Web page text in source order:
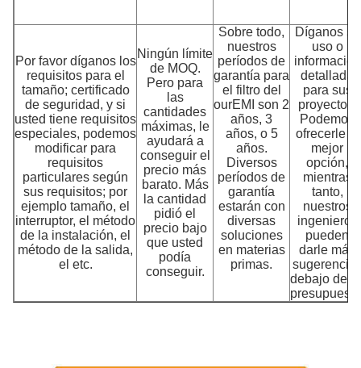
Por favor díganos los
requisitos para el
tamaño; certificado
de seguridad, y si
usted tiene requisitos
especiales, podemos
modificar para
requisitos
particulares según
sus requisitos; por
ejemplo tamaño, el
interruptor, el método
de la instalación, el
método de la salida,
el etc.
Ningún límite
de MOQ.
Pero para
las
cantidades
máximas, le
ayudará a
conseguir el
precio más
barato. Más
la cantidad
pidió el
precio bajo
que usted
podía
conseguir.
Sobre todo,
nuestros
períodos de
garantía para
el filtro del
ourEMI son 2
años, 3
años, o 5
años.
Diversos
períodos de
garantía
estarán con
diversas
soluciones
en materias
primas.
Díganos su
uso o
información
detallada
para sus
proyectos.
Podemos
ofrecerle la
mejor
opción,
mientras
tanto,
nuestros
ingenieros
pueden
darle más
debajo de